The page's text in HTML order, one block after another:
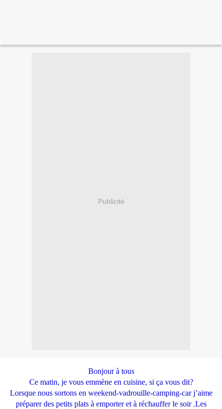
Publicité
Bonjour à tous
Ce matin, je vous emmène en cuisine, si ça vous dit?
Lorsque nous sortons en weekend-vadrouille-camping-car j’aime
préparer des petits plats à emporter et à réchauffer le soir .Les